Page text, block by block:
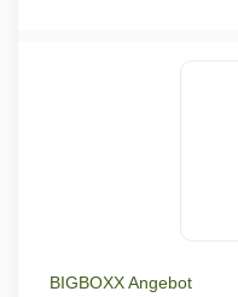
BIGBOXX Angebot